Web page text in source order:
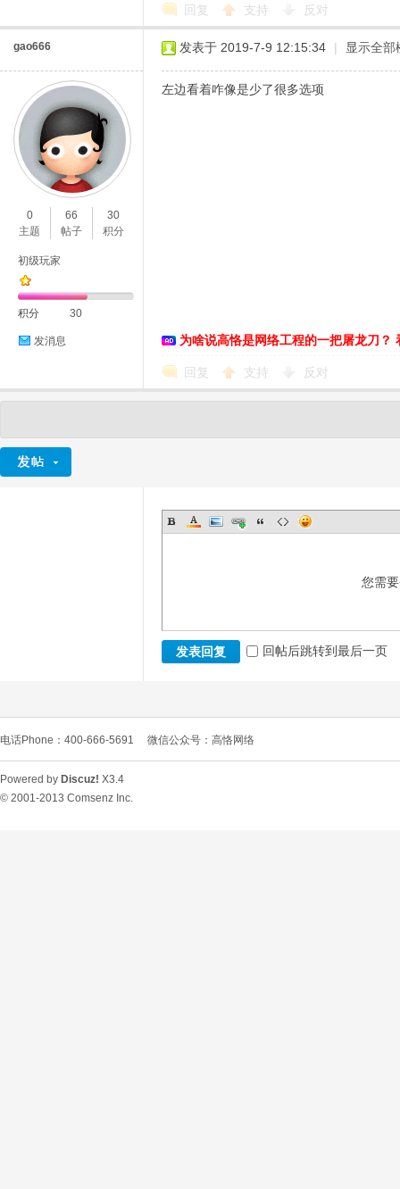
回复 支持 反对
gao666
0
主题
66
帖子
30
积分
初级玩家
积分 30
发消息
发表于 2019-7-9 12:15:34 | 显示全部
左边看着咋像是少了很多选项
为啥说高恪是网络工程的一把屠龙刀？
回复 支持 反对
您需
发表回复 回帖后跳转到最后一页
电话Phone：400-666-5691 微信公众号：高恪网络
Powered by Discuz! X3.4
© 2001-2013 Comsenz Inc.